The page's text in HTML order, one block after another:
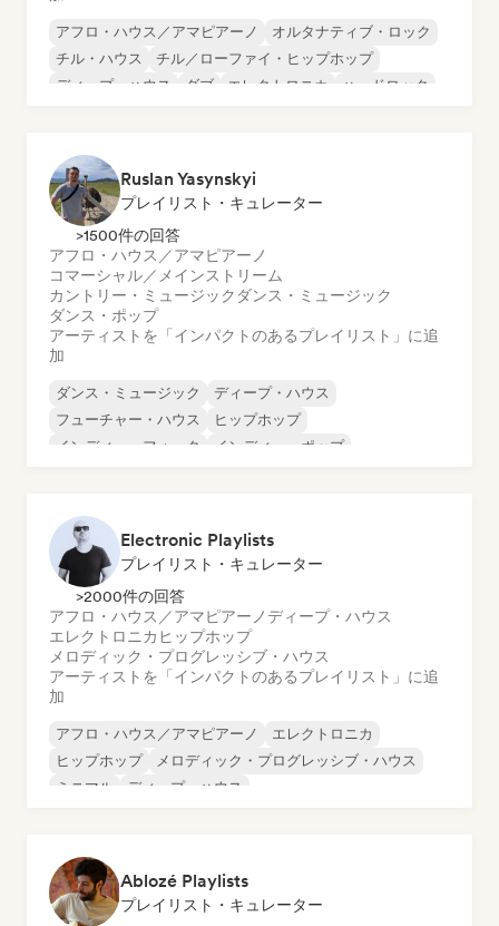
アフロ・ハウス／アマピアーノ
オルタナティブ・ロック
チル・ハウス
チル／ローファイ・ヒップホップ
ディープ・ハウス
ダブ エレクトロニカ ハードロック
Ruslan Yasynskyi
プレイリスト・キュレーター
>1500件の回答
アフロ・ハウス／アマピアーノ
コマーシャル／メインストリーム
カントリー・ミュージック ダンス・ミュージック
ダンス・ポップ
アーティストを「インパクトのあるプレイリスト」に追
加
ダンス・ミュージック
ディープ・ハウス
フューチャー・ハウス
ヒップホップ
インディー・フォーク
インディー・ポップ
Electronic Playlists
プレイリスト・キュレーター
>2000件の回答
アフロ・ハウス／アマピアーノディープ・ハウス
エレクトロニカ ヒップホップ
メロディック・プログレッシブ・ハウス
アーティストを「インパクトのあるプレイリスト」に追
加
アフロ・ハウス／アマピアーノ
エレクトロニカ
ヒップホップ
メロディック・プログレッシブ・ハウス
ミニマル
ディープ・ハウス
Ablozé Playlists
プレイリスト・キュレーター